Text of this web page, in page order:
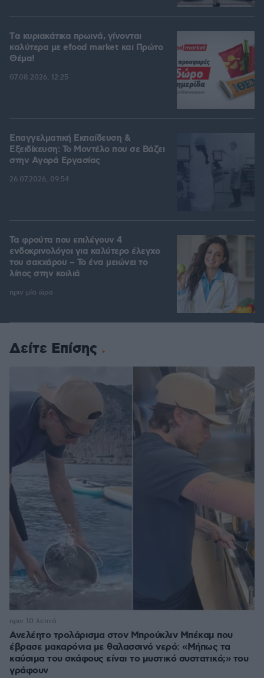
Tα κυριακάτικα πρωινά, γίνονται
καλύτερα με efood market και Πρώτο
Θέμα!
07.08.2026, 12:25
Επαγγελματική Εκπαίδευση &
Εξειδίκευση: Το Mοντέλο που σε Bάζει
στην Aγορά Eργασίας
26.07.2026, 09:54
Τα φρούτα που επιλέγουν 4
ενδοκρινολόγοι για καλύτερο έλεγχο
του σακχάρου – Το ένα μειώνει το
λίπος στην κοιλιά
πριν μία ώρα
Δείτε Επίσης
Ανελέητο τρολάρισμα στον Μπρούκλιν Μπέκαμ που
έβρασε μακαρόνια με θαλασσινό νερό: «Μήπως τα
καύσιμα του σκάφους είναι το μυστικό συστατικό;» του
γράφουν
πριν 10 λεπτά